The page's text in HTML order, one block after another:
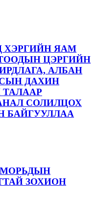
ХЭРГИЙН ЯАМ
ЦЭРГИЙН
АЛБАН
ДАХИН
СОЛИЛЦОХ
БАЙГУУЛЛАА
МОРЬДЫН
ЗОХИОН